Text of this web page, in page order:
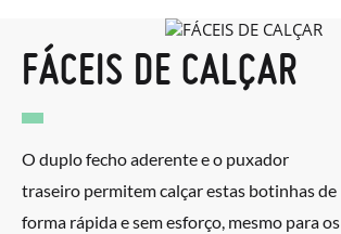
FÁCEIS DE CALÇAR
O duplo fecho aderente e o puxador
traseiro permitem calçar estas botinhas de
forma rápida e sem esforço, mesmo para os